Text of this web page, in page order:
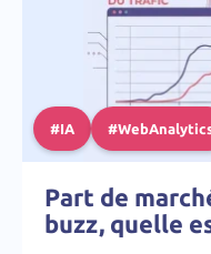
#IA
Part de
buzz, quelle